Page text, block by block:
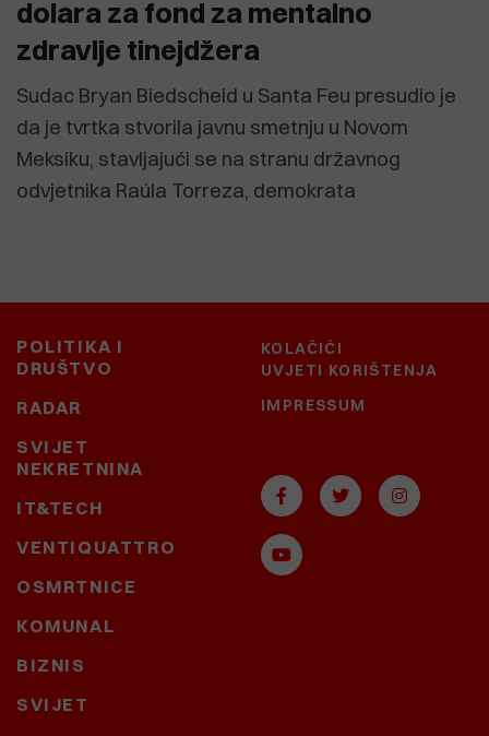
dolara za fond za mentalno
zdravlje tinejdžera
Sudac Bryan Biedscheid u Santa Feu presudio je
da je tvrtka stvorila javnu smetnju u Novom
Meksiku, stavljajući se na stranu državnog
odvjetnika Raúla Torreza, demokrata
POLITIKA I
DRUŠTVO
RADAR
SVIJET
NEKRETNINA
IT&TECH
VENTIQUATTRO
OSMRTNICE
KOMUNAL
BIZNIS
SVIJET
KOLAČIĆI
UVJETI KORIŠTENJA
IMPRESSUM